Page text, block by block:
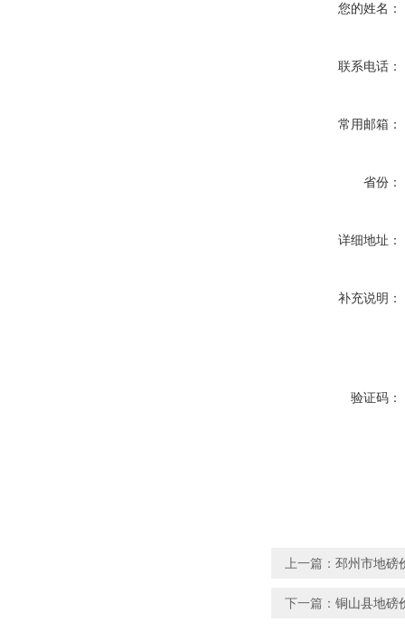
您的姓名：
联系电话：
常用邮箱：
省份：
详细地址：
补充说明：
验证码：
上一篇： 邳州市地磅
下一篇： 铜山县地磅